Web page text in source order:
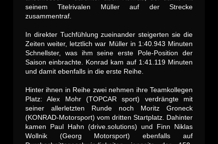
seinem Titelrivalen Müller auf der Strecke
zusammentraf.
In direkter Tuchfühlung zueinander steigerten sie die
Zeiten weiter, letztlich war Müller in 1:40.943 Minuten
Schnellster, was ihm seine erste Pole-Position der
Saison einbrachte. Konrad kam auf 1:41.119 Minuten
und damit ebenfalls in die erste Reihe.
Hinter ihnen in Reihe zwei nehmen ihre Teamkollegen
Platz: Alex Mohr (TOPCAR sport) verdrängte mit
seiner allerletzten Runde noch Moritz Groneck
(KONRAD-Motorsport) vom dritten Startplatz. Dahinter
kamen Paul Hahn (drive.solutions) und Finn Niklas
Wollnik (Georg Motorsport) ebenfalls auf